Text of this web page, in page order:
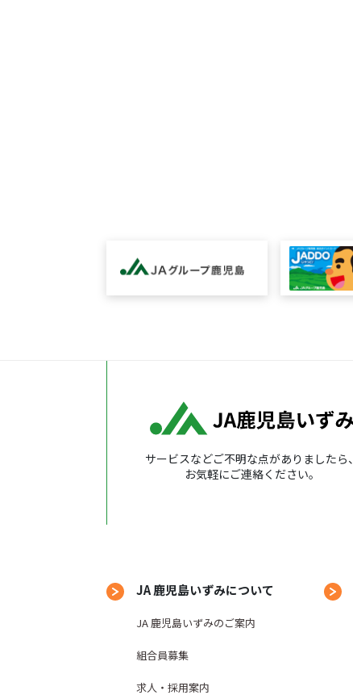
サービスなどご不明な点がありましたら、
お気軽にご連絡ください。
JA 鹿児島いずみについて
JA 鹿児島いずみのご案内
組合員募集
求人・採用案内